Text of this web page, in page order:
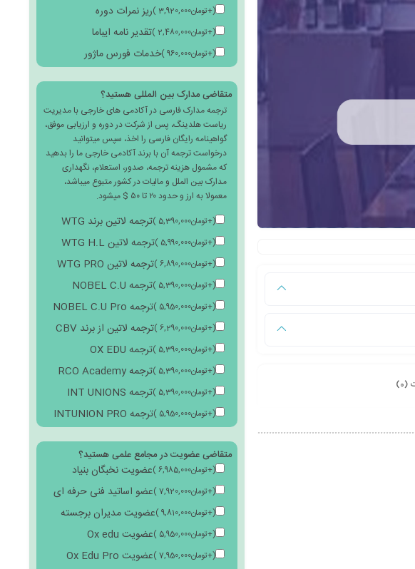
ها
(0)
ریز نمرات دوره (
+
3,920,000تومان )
تقدیر نامه ایباما (
+
2,480,000تومان )
خدمات فورس ماژور (
+
960,000تومان )
متقاضی مدارک بین المللی هستید؟
ترجمه مدارک فارسی در آکادمی های خارجی با مدیریت
ریاست هلدینگ، پس از شرکت در دوره و ارزیابی موفق،
گواهینامه رایگان فارسی را اخذ، سپس میتوانید
درخواست ترجمه آن با برند آکادمی خارجی ما را بدهید
که مشمول هزینه ترجمه، صدور، استعلام، نگهداری
مدارک بین الملل و مالیات در کشور متبوع میباشد،
معمولا به ارز و حدود ۲۰ تا ۵۰ $ میشود.
ترجمه لاتین برند WTG (
+
5,390,000تومان )
ترجمه لاتین WTG H.L (
+
5,990,000تومان )
ترجمه لاتین WTG PRO (
+
6,890,000تومان )
ترجمه NOBEL C.U (
+
5,390,000تومان )
ترجمه NOBEL C.U Pro (
+
5,950,000تومان )
ترجمه لاتین از برند CBV (
+
6,290,000تومان )
ترجمه OX EDU (
+
5,390,000تومان )
ترجمه RCO Academy (
+
5,390,000تومان )
ترجمه INT UNIONS (
+
5,390,000تومان )
ترجمه INTUNION PRO (
+
5,950,000تومان )
متقاضی عضویت در مجامع علمی هستید؟
عضویت نخبگان بنیاد (
+
6,985,000تومان )
عضو اساتید فنی حرفه ای (
+
7,920,000تومان )
عضویت مدیران برجسته (
+
9,810,000تومان )
عضویت Ox edu (
+
5,950,000تومان )
عضویت Ox Edu Pro (
+
7,950,000تومان )